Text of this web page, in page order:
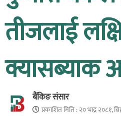
तीजलाई
क्यासब्याक
बैंकिङ संसार
प्रकाशित मिति :२० भाद्र २०८१,